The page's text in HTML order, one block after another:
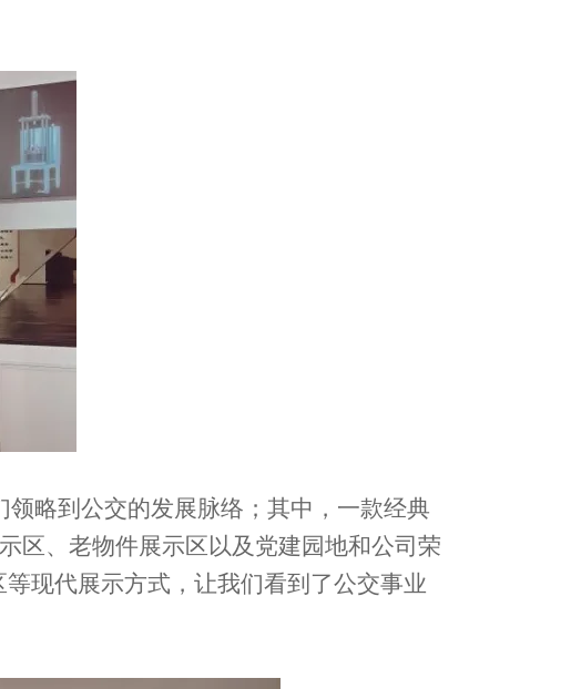
略到公交的发展脉络；其中，一款经典
区、老物件展示区以及党建园地和公司荣
现代展示方式，让我们看到了公交事业